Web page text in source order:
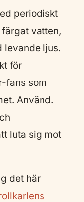
periodiskt
vatten,
levande ljus.
för
fans som
Använd.
luta sig mot
det här